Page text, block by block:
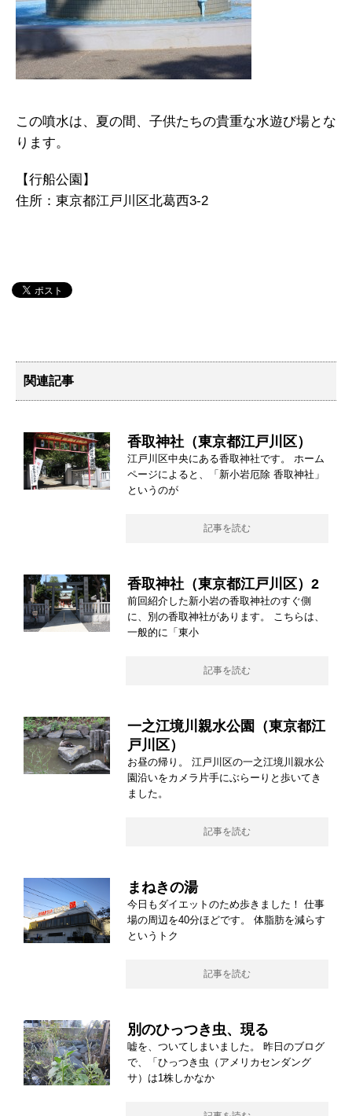
この噴水は、夏の間、子供たちの貴重な水遊び場とな
ります。
【行船公園】
住所：東京都江戸川区北葛西3-2
関連記事
香取神社（東京都江戸川区）
江戸川区中央にある香取神社です。 ホーム
ページによると、「新小岩厄除 香取神社」
というのが
記事を読む
香取神社（東京都江戸川区）2
前回紹介した新小岩の香取神社のすぐ側
に、別の香取神社があります。 こちらは、
一般的に「東小
記事を読む
一之江境川親水公園（東京都江
戸川区）
お昼の帰り。 江戸川区の一之江境川親水公
園沿いをカメラ片手にぶらーりと歩いてき
ました。
記事を読む
まねきの湯
今日もダイエットのため歩きました！ 仕事
場の周辺を40分ほどです。 体脂肪を減らす
というトク
記事を読む
別のひっつき虫、現る
嘘を、ついてしまいました。 昨日のブログ
で、「ひっつき虫（アメリカセンダング
サ）は1株しかなか